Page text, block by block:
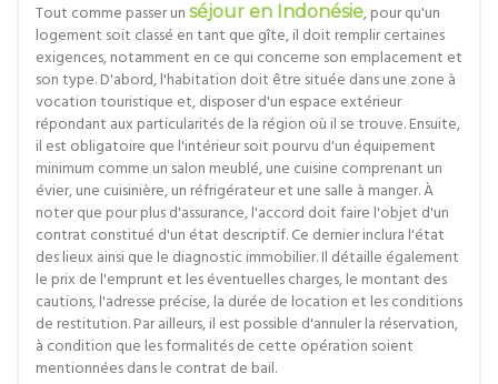
Tout comme passer un séjour en Indonésie, pour qu'un
logement soit classé en tant que gîte, il doit remplir certaines
exigences, notamment en ce qui concerne son emplacement et
son type. D'abord, l'habitation doit être située dans une zone à
vocation touristique et, disposer d'un espace extérieur
répondant aux particularités de la région où il se trouve. Ensuite,
il est obligatoire que l'intérieur soit pourvu d'un équipement
minimum comme un salon meublé, une cuisine comprenant un
évier, une cuisinière, un réfrigérateur et une salle à manger. À
noter que pour plus d'assurance, l'accord doit faire l'objet d'un
contrat constitué d'un état descriptif. Ce dernier inclura l'état
des lieux ainsi que le diagnostic immobilier. Il détaille également
le prix de l'emprunt et les éventuelles charges, le montant des
cautions, l'adresse précise, la durée de location et les conditions
de restitution. Par ailleurs, il est possible d'annuler la réservation,
à condition que les formalités de cette opération soient
mentionnées dans le contrat de bail.